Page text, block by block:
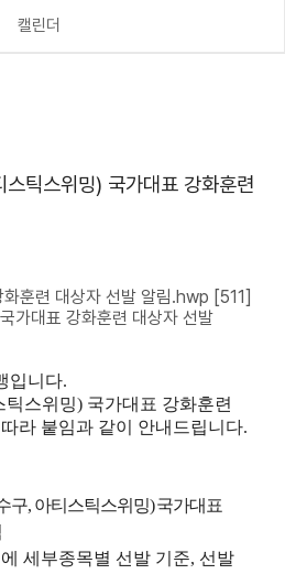
캘린더
틱스위밍) 국가대표 강화훈련
훈련 대상자 선발 알림.hwp [511]
가대표 강화훈련 대상자 선발
입니다.
틱스위밍) 국가대표 강화훈련
라 붙임과 같이 안내드립니다.
구, 아티스틱스위밍)국가대표
세부종목별 선발 기준, 선발